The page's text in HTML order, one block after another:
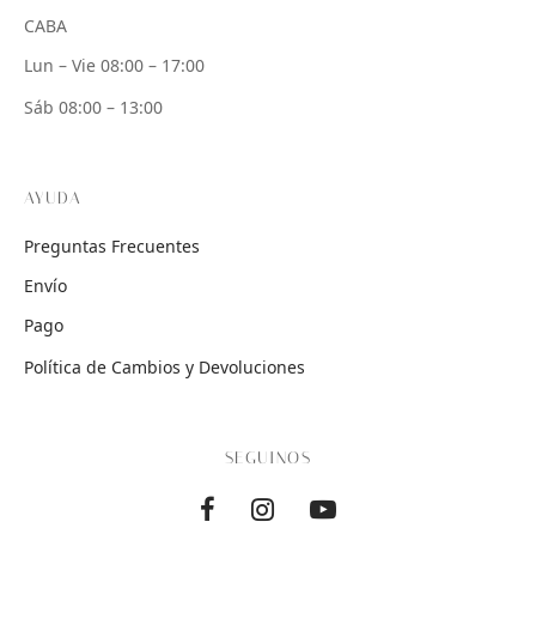
CABA
Lun – Vie 08:00 – 17:00
Sáb 08:00 – 13:00
AYUDA
Preguntas Frecuentes
Envío
Pago
Política de Cambios y Devoluciones
SEGUINOS